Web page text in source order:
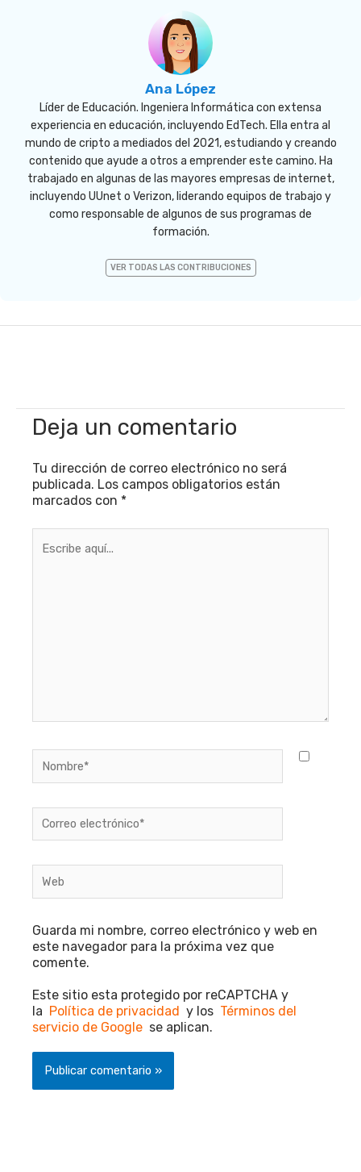
Ana López
Líder de Educación. Ingeniera Informática con extensa
experiencia en educación, incluyendo EdTech. Ella entra al
mundo de cripto a mediados del 2021, estudiando y creando
contenido que ayude a otros a emprender este camino. Ha
trabajado en algunas de las mayores empresas de internet,
incluyendo UUnet o Verizon, liderando equipos de trabajo y
como responsable de algunos de sus programas de
formación.
VER TODAS LAS CONTRIBUCIONES
Deja un comentario
Tu dirección de correo electrónico no será
publicada. Los campos obligatorios están
marcados con *
aquí...
electrónico*
Guarda mi nombre, correo electrónico y web en
este navegador para la próxima vez que
comente.
Este sitio esta protegido por reCAPTCHA y
la Política de privacidad y los Términos del
servicio de Google se aplican.